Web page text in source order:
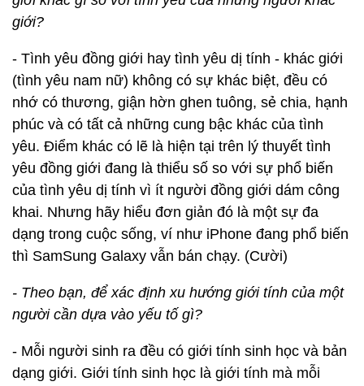
giới?
- Tình yêu đồng giới hay tình yêu dị tính - khác giới
(tình yêu nam nữ) không có sự khác biệt, đều có
nhớ có thương, giận hờn ghen tuông, sẻ chia, hạnh
phúc và có tất cả những cung bậc khác của tình
yêu. Điểm khác có lẽ là hiện tại trên lý thuyết tình
yêu đồng giới đang là thiểu số so với sự phổ biến
của tình yêu dị tính vì ít người đồng giới dám công
khai. Nhưng hãy hiểu đơn giản đó là một sự đa
dạng trong cuộc sống, ví như iPhone đang phổ biến
thì SamSung Galaxy vẫn bán chạy. (Cười)
- Theo bạn, để xác định xu hướng giới tính của một
người cần dựa vào yếu tố gì?
- Mỗi người sinh ra đều có giới tính sinh học và bản
dạng giới. Giới tính sinh học là giới tính mà mỗi